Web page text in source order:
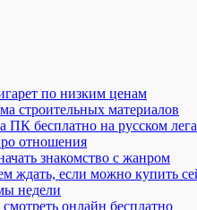
по низким ценам
строительных материалов
ПК бесплатно на русском
отношения
знакомство с жанром
ждать, если можно купить
недели
онлайн бесплатно